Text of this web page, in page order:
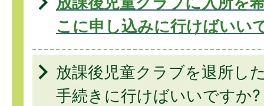
こに申し込みに行けばいい
放課後児童クラブを退所し
手続きに行けばいいですか?